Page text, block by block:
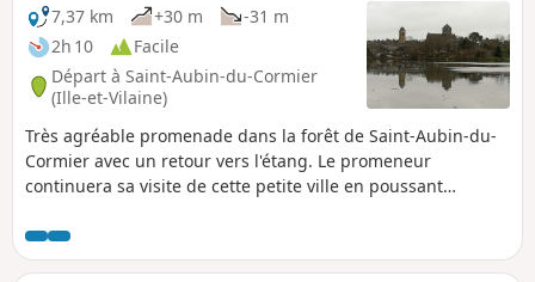
7,37 km
+30 m
-31 m
2h 10
Facile
Départ à Saint-Aubin-du-Cormier
(Ille-et-Vilaine)
Très agréable promenade dans la forêt de Saint-Aubin-du-
Cormier avec un retour vers l'étang. Le promeneur
continuera sa visite de cette petite ville en poussant